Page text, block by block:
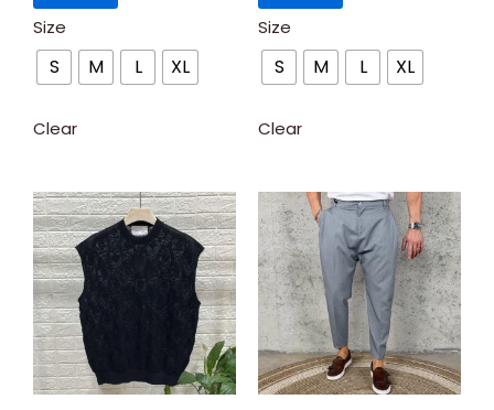
Size
S M L XL
Clear
Size
S M L XL
Clear